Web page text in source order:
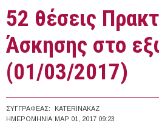
52 θέσεις
Άσκησης στο
(01/03/2017)
ΣΥΓΓΡΑΦΈΑΣ:
KATERINAKAZ
ΗΜΕΡΟΜΗΝΊΑ: ΜΑΡ 01, 2017 09:23